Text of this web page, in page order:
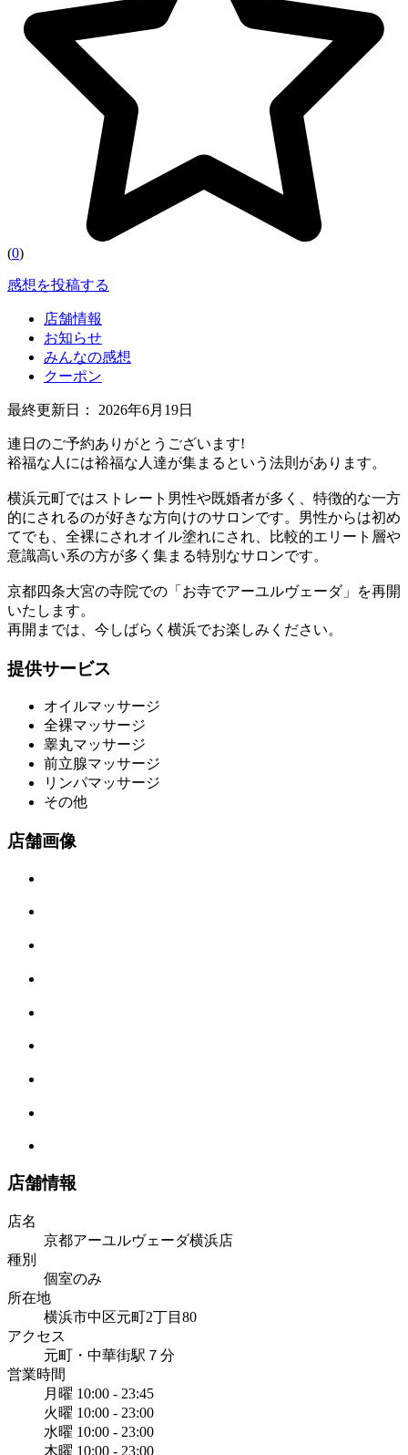
(0)
感想を投稿する
店舗情報
お知らせ
みんなの感想
クーポン
最終更新日： 2026年6月19日
連日のご予約ありがとうございます!
裕福な人には裕福な人達が集まるという法則があります。
横浜元町ではストレート男性や既婚者が多く、特徴的な一方
的にされるのが好きな方向けのサロンです。男性からは初め
てでも、全裸にされオイル塗れにされ、比較的エリート層や
意識高い系の方が多く集まる特別なサロンです。
京都四条大宮の寺院での「お寺でアーユルヴェーダ」を再開
いたします。
再開までは、今しばらく横浜でお楽しみください。
提供サービス
オイルマッサージ
全裸マッサージ
睾丸マッサージ
前立腺マッサージ
リンパマッサージ
その他
店舗画像
店舗情報
店名
京都アーユルヴェーダ横浜店
種別
個室のみ
所在地
横浜市中区元町2丁目80
アクセス
元町・中華街駅７分
営業時間
月曜 10:00 - 23:45
火曜 10:00 - 23:00
水曜 10:00 - 23:00
木曜 10:00 - 23:00